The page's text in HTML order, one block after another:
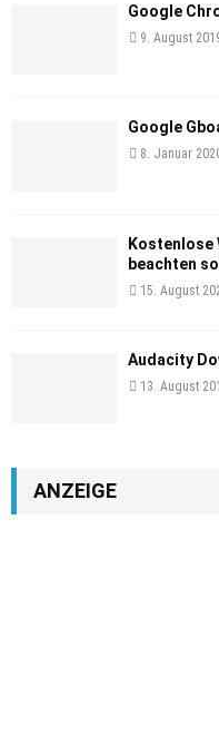
Google
9. August
Google
8. Januar
Kostenlose
beachten
15. August
Audacity
13. August
ANZEIGE